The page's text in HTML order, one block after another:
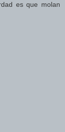
es que molan